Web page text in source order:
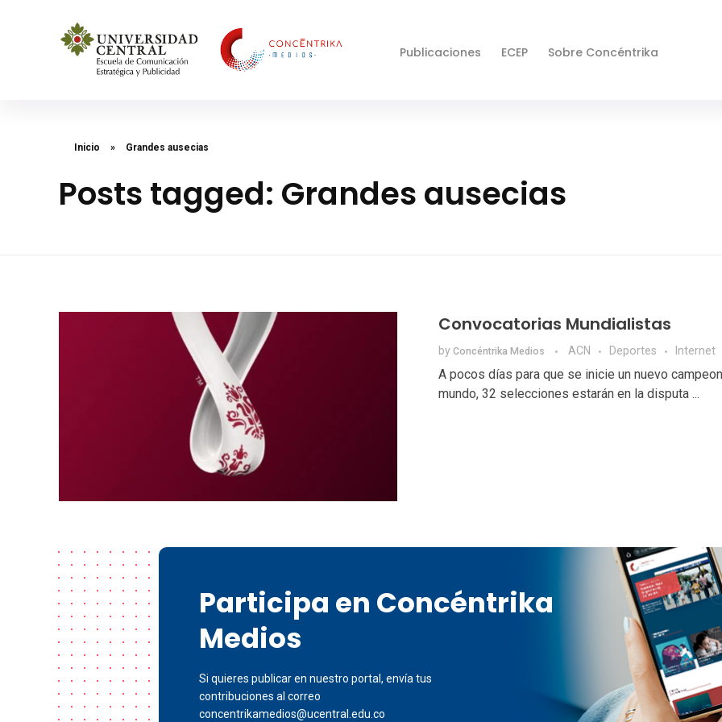
Publicaciones ECEP Sobre Concéntrika
Inicio » Grandes ausecias
Posts tagged: Grandes ausecias
Convocatorias Mundialistas
by Concéntrika Medios ACN Deportes Internet
A pocos días para que se inicie un nuevo
mundo, 32 selecciones estarán en la disputa ...
Participa en Concéntrika
Medios
Si quieres publicar en nuestro portal, envía tus
contribuciones al correo
concentrikamedios@ucentral.edu.co